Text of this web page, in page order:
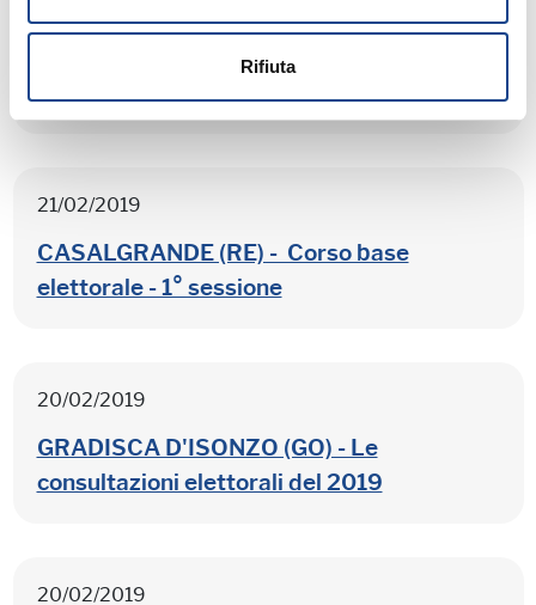
Rifiuta
ANTRODOCO (RI) - Le consultazioni
elettorali del 2019
21/02/2019
CASALGRANDE (RE) - Corso base
elettorale - 1° sessione
20/02/2019
GRADISCA D'ISONZO (GO) - Le
consultazioni elettorali del 2019
20/02/2019